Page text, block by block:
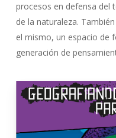
procesos en defensa del
de la naturaleza.
el mismo, un espacio de
generación de